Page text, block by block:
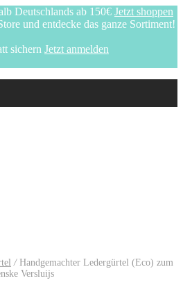
Deutschlands ab 150€ Jetzt shoppen
und entdecke das ganze Sortiment!
sichern Jetzt anmelden
/Handgemachter Ledergürtel (Eco) zum
Versluijs